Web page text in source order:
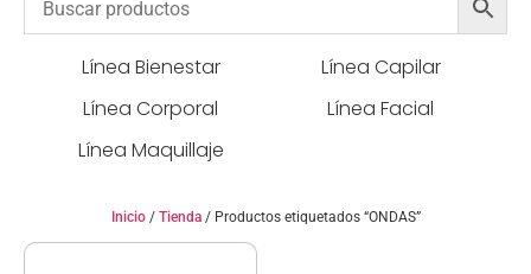
Línea Bienestar
Línea Capilar
Línea Corporal
Línea Facial
Línea Maquillaje
Inicio/ Tienda/ Productos etiquetados “ONDAS”